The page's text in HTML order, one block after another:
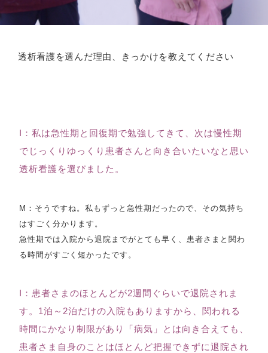
透析看護を選んだ理由、きっかけを教えてください
I：私は急性期と回復期で勉強してきて、次は慢性期
でじっくりゆっくり患者さんと向き合いたいなと思い
透析看護を選びました。
M：そうですね。私もずっと急性期だったので、その気持ち
はすごく分かります。
急性期では入院から退院までがとても早く、患者さまと関わ
る時間がすごく短かったです。
I：患者さまのほとんどが2週間ぐらいで退院されま
す。1泊～2泊だけの入院もありますから、関われる
時間にかなり制限があり「病気」とは向き合えても、
患者さま自身のことはほとんど把握できずに退院され